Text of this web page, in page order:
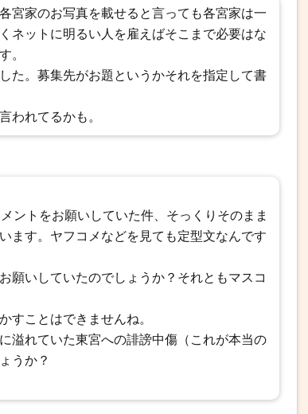
宮家のお写真を載せると言っても各宮家は一
ネットに明るい人を雇えばそこまで必要はな
。
た。募集先がお題というかそれを指定して書
われてるかも。
ントをお願いしていた件、そっくりそのまま
ます。ヤフコメなどを見ても定型文なんです
願いしていたのでしょうか？それともマスコ
すことはできませんね。
溢れていた東宮への誹謗中傷（これが本当の
うか？